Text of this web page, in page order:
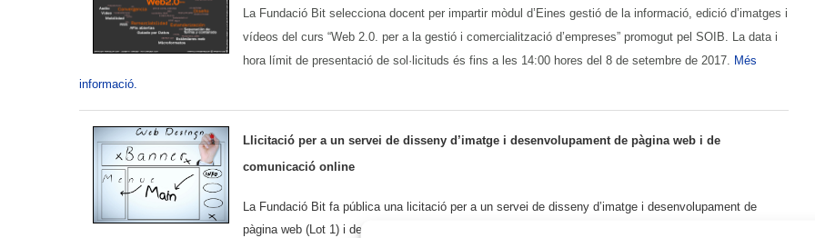
La Fundació Bit selecciona docent per impartir mòdul d’Eines gestió de la informació, edició d’imatges i
vídeos del curs “Web 2.0. per a la gestió i comercialització d’empreses” promogut pel SOIB. La data i
hora límit de presentació de sol·licituds és fins a les 14:00 hores del 8 de setembre de 2017. Més
informació.
Llicitació per a un servei de disseny d’imatge i desenvolupament de pàgina web i de
comunicació online
La Fundació Bit fa pública una licitació per a un servei de disseny d’imatge i desenvolupament de
pàgina web (Lot 1) i de comunicació online en xarxes (Lot 2) del Seminari Internacional d’Innovació i